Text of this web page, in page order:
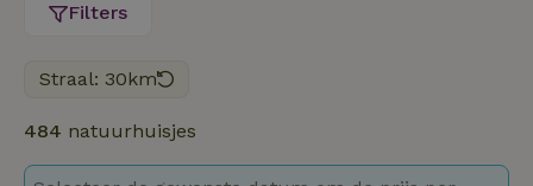
Filters
Straal: 30km
484 natuurhuisjes